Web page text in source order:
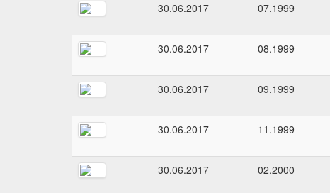
30.06.2017 07.1999
30.06.2017 08.1999
30.06.2017 09.1999
30.06.2017 11.1999
30.06.2017 02.2000